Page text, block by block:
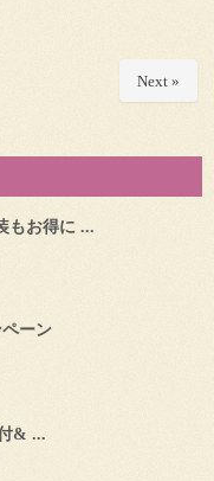
Next »
もお得に ...
ーン
& ...